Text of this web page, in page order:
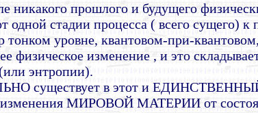
никакого прошлого и будущего
одной стадии процесса ( всего сущего)
тонком уровне, квантовом-при-
физическое изменение , и это
энтропии).
существует в этот и
МИРОВОЙ МАТЕРИИ от